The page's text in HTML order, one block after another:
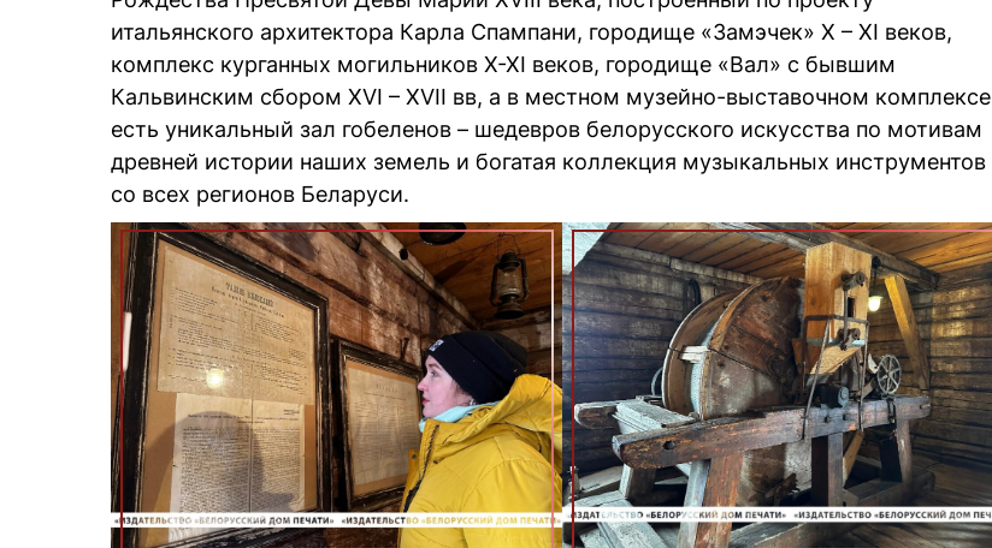
итальянского архитектора Карла Спампани, городище «Замэчек» X – XI веков,
комплекс курганных могильников X-XI веков, городище «Вал» с бывшим
Кальвинским сбором XVI – XVII вв, а в местном музейно-выставочном комплексе
есть уникальный зал гобеленов – шедевров белорусского искусства по мотивам
древней истории наших земель и богатая коллекция музыкальных инструментов
со всех регионов Беларуси.